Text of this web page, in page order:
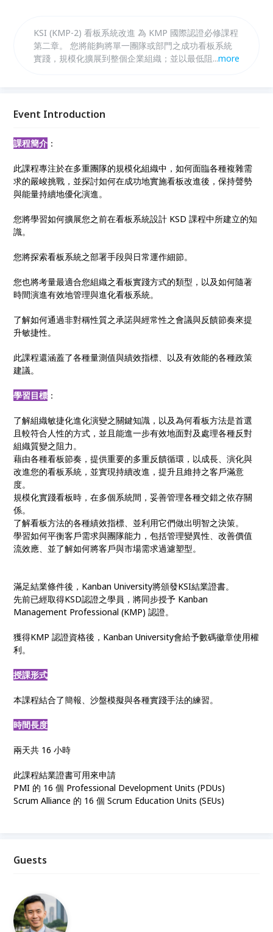
KSI (KMP-2) 看板系統改進 為 KMP 國際認證必修課程
第二章。 您將能夠將單一團隊或部門之成功看板系統
實踐，規模化擴展到整個企業組織；並以最低阻力的方
...more
Event Introduction
課程簡介 ：
此課程專注於在多重團隊的規模化組織中，如何面臨各種複雜需
求的嚴峻挑戰，並探討如何在成功地實施看板改進後，保持聲勢
與能量持續地優化演進。
您將學習如何擴展您之前在看板系統設計 KSD 課程中所建立的知
識。
您將探索看板系統之部署手段與日常運作細節。
您也將考量最適合您組織之看板實踐方式的類型，以及如何隨著
時間演進有效地管理與進化看板系統。
了解如何通過非對稱性質之承諾與經常性之會議與反饋節奏來提
升敏捷性。
此課程還涵蓋了各種量測值與績效指標、以及有效能的各種政策
建議。
學習目標 ：
了解組織敏捷化進化演變之關鍵知識，以及為何看板方法是首選
且較符合人性的方式，並且能進一步有效地面對及處理各種反對
組織質變之阻力。
藉由各種看板節奏，提供重要的多重反饋循環，以成長、演化與
改進您的看板系統，並實現持續改進，提升且維持之客戶滿意
度。
規模化實踐看板時，在多個系統間，妥善管理各種交錯之依存關
係。
了解看板方法的各種績效指標、並利用它們做出明智之決策。
學習如何平衡客戶需求與團隊能力，包括管理變異性、改善價值
流效應、並了解如何將客戶與市場需求過濾塑型。
滿足結業條件後，Kanban University將頒發KSI結業證書。
先前已經取得KSD認證之學員，將同步授予 Kanban
Management Professional (KMP) 認證。
獲得KMP 認證資格後，Kanban University會給予數碼徽章使用權
利。
授課形式
本課程結合了簡報、沙盤模擬與各種實踐手法的練習。
時間長度
兩天共 16 小時
此課程結業證書可用來申請
PMI 的 16 個 Professional Development Units (PDUs)
Scrum Alliance 的 16 個 Scrum Education Units (SEUs)
Guests